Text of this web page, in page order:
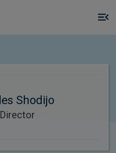
Shodijo